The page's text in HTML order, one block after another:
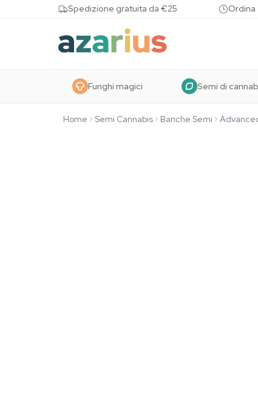
Skip to contentSpedizione gratuita da €25 Ordina
Funghi magici Semi di
Home Semi Cannabis Banche Semi